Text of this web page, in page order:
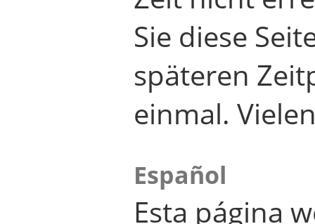
Sie diese
späteren
einmal.
Español
Esta página